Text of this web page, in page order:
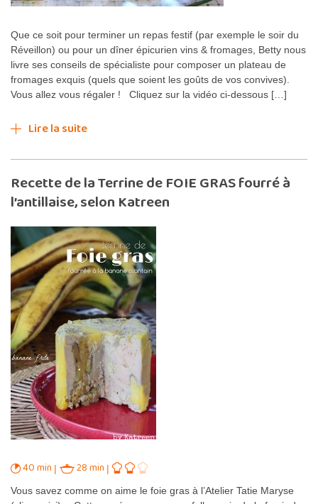
Que ce soit pour terminer un repas festif (par exemple le soir du
Réveillon) ou pour un dîner épicurien vins & fromages, Betty nous
livre ses conseils de spécialiste pour composer un plateau de
fromages exquis (quels que soient les goûts de vos convives).
Vous allez vous régaler ! Cliquez sur la vidéo ci-dessous […]
Lire la suite
Recette de la Terrine de FOIE GRAS fourré à
l’antillaise, selon Katreen
40 min 28 min
Vous savez comme on aime le foie gras à l’Atelier Tatie Maryse